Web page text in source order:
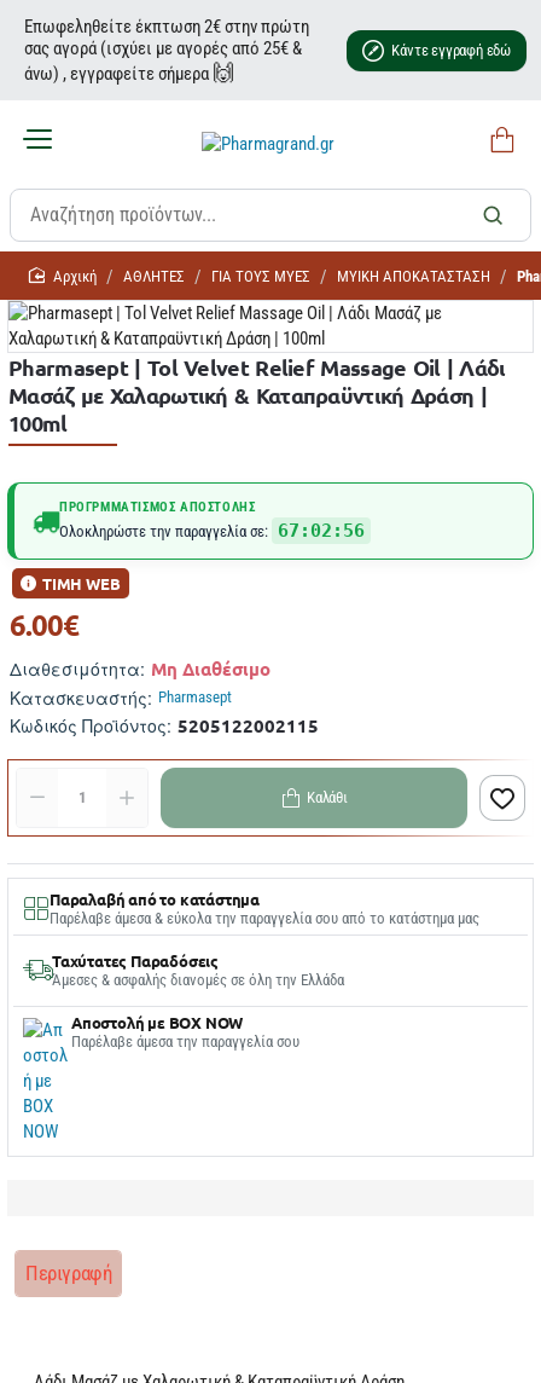
Επωφεληθείτε έκπτωση 2€ στην πρώτη
σας αγορά (ισχύει με αγορές από 25€ &
άνω) , εγγραφείτε σήμερα 🙌
Κάντε εγγραφή εδώ
homeΑΘΛΗΤΕΣ ΓΙΑ ΤΟΥΣ ΜΥΕΣ ΜΥΙΚΗ ΑΠΟΚΑΤΑΣΤΑΣΗ
Pharmasept | Tol Velvet Relief Massage Oil | Λάδι
Μασάζ με Χαλαρωτική & Καταπραϋντική Δράση |
100ml
ΠΡΟΓΡΜΜΑΤΙΣΜΌΣ ΑΠΟΣΤΟΛΉΣ
Ολοκληρώστε την παραγγελία σε: 67:02:56
Διαθεσιμότητα: Μη Διαθέσιμο
Κατασκευαστής: Pharmasept
Κωδικός Προϊόντος: 5205122002115
ΤΙΜΗ WEB
6.00€
Καλάθι
Παραλαβή από το κατάστημα
Παρέλαβε άμεσα & εύκολα την παραγγελία σου από το κατάστημα μας
Ταχύτατες Παραδόσεις
Άμεσες & ασφαλής διανομές σε όλη την Ελλάδα
Αποστολή με BOX NOW
Παρέλαβε άμεσα την παραγγελία σου
Περιγραφή